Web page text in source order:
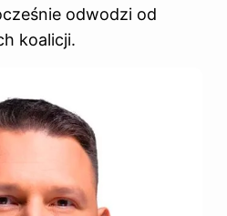
odwodzi od
koalicji.